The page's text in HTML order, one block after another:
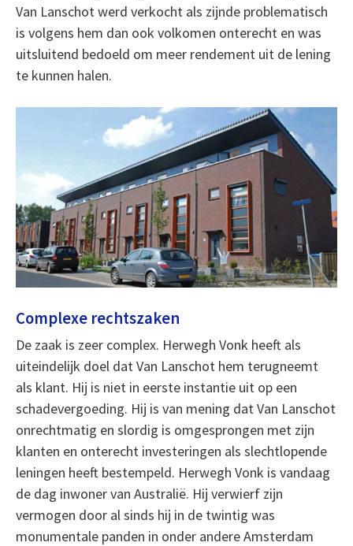
Van Lanschot werd verkocht als zijnde problematisch
is volgens hem dan ook volkomen onterecht en was
uitsluitend bedoeld om meer rendement uit de lening
te kunnen halen.
Complexe rechtszaken
De zaak is zeer complex. Herwegh Vonk heeft als
uiteindelijk doel dat Van Lanschot hem terugneemt
als klant. Hij is niet in eerste instantie uit op een
schadevergoeding. Hij is van mening dat Van Lanschot
onrechtmatig en slordig is omgesprongen met zijn
klanten en onterecht investeringen als slechtlopende
leningen heeft bestempeld. Herwegh Vonk is vandaag
de dag inwoner van Australië. Hij verwierf zijn
vermogen door al sinds hij in de twintig was
monumentale panden in onder andere Amsterdam